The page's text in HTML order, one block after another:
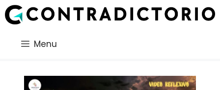
Saltar
al
Menu